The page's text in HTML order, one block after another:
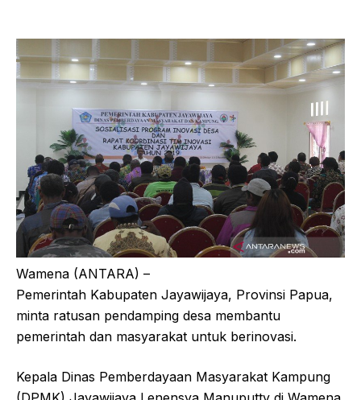
Wamena (ANTARA) –
Pemerintah Kabupaten Jayawijaya, Provinsi Papua,
minta ratusan pendamping desa membantu
pemerintah dan masyarakat untuk berinovasi.
Kepala Dinas Pemberdayaan Masyarakat Kampung